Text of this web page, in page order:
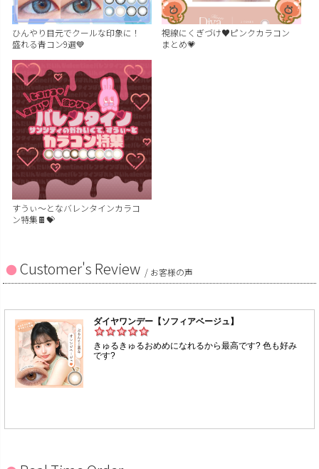
ひんやり目元でクールな印象に！
盛れる青コン9選💙
視線にくぎづけ♥ピンクカラコン
まとめ💗
すうぃ～となバレンタインカラコ
ン特集🍫💝
Customer's Review / お客様の声